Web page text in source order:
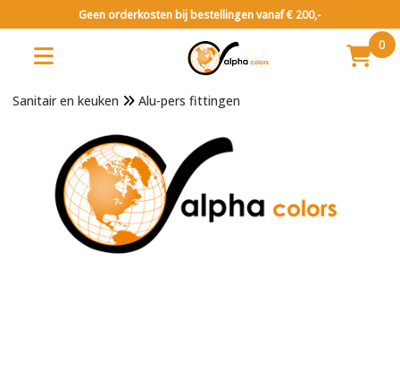
Geen orderkosten bij bestellingen vanaf € 200,-
0
Sanitair en keuken Alu-pers fittingen